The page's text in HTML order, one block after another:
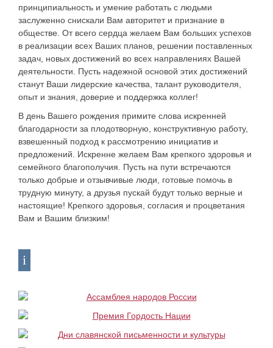
принципиальность и умение работать с людьми
заслуженно снискали Вам авторитет и признание в
обществе. От всего сердца желаем Вам больших успехов
в реализации всех Ваших планов, решении поставленных
задач, новых достижений во всех направлениях Вашей
деятельности. Пусть надежной основой этих достижений
станут Ваши лидерские качества, талант руководителя,
опыт и знания, доверие и поддержка коллег!
В день Вашего рождения примите слова искренней
благодарности за плодотворную, конструктивную работу,
взвешенный подход к рассмотрению инициатив и
предложений. Искренне желаем Вам крепкого здоровья и
семейного благополучия. Пусть на пути встречаются
только добрые и отзывчивые люди, готовые помочь в
трудную минуту, а друзья пускай будут только верные и
настоящие! Крепкого здоровья, согласия и процветания
Вам и Вашим близким!